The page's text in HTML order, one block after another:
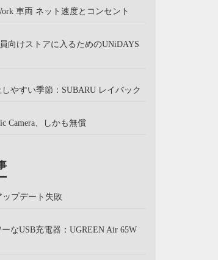
車両 ネット速度とコンセント
向けストアに入るためのUNiDAYS
やすい季節：SUBARU レイバック
Camera、しかも無償
ップデート失敗
なUSB充電器：UGREEN Air 65W